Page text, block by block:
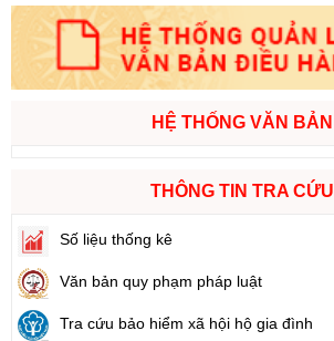
HỆ THỐNG VĂN BẢN
THÔNG TIN TRA CỨU
Số liệu thống kê
Văn bản quy phạm pháp luật
Tra cứu bảo hiểm xã hội hộ gia đình